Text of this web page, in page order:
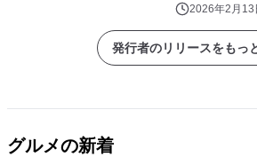
坂の春時間
2026年2月13
発行者のリリースをもっ
グルメの新着